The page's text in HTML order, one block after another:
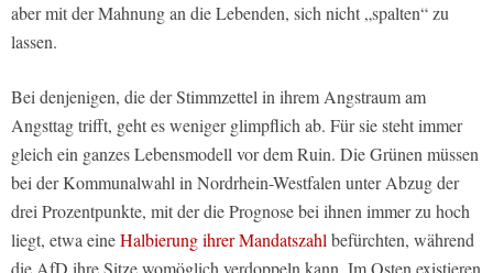
aber mit der Mahnung an die Lebenden, sich nicht „spalten“ zu
lassen.
Bei denjenigen, die der Stimmzettel in ihrem Angstraum am
Angsttag trifft, geht es weniger glimpflich ab. Für sie steht immer
gleich ein ganzes Lebensmodell vor dem Ruin. Die Grünen müssen
bei der Kommunalwahl in Nordrhein-Westfalen unter Abzug der
drei Prozentpunkte, mit der die Prognose bei ihnen immer zu hoch
liegt, etwa eineHalbierung ihrer Mandatszahlbefürchten, während